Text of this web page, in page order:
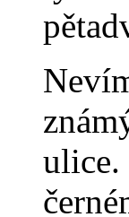
ulice.